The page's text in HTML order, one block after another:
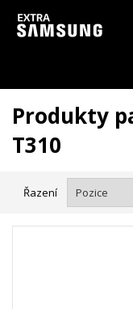
Vzhledem k aktuální
Produkty
T310
Řazení